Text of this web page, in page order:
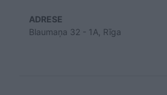
ADRESE
Blaumaņa 32 - 1A, Rīga